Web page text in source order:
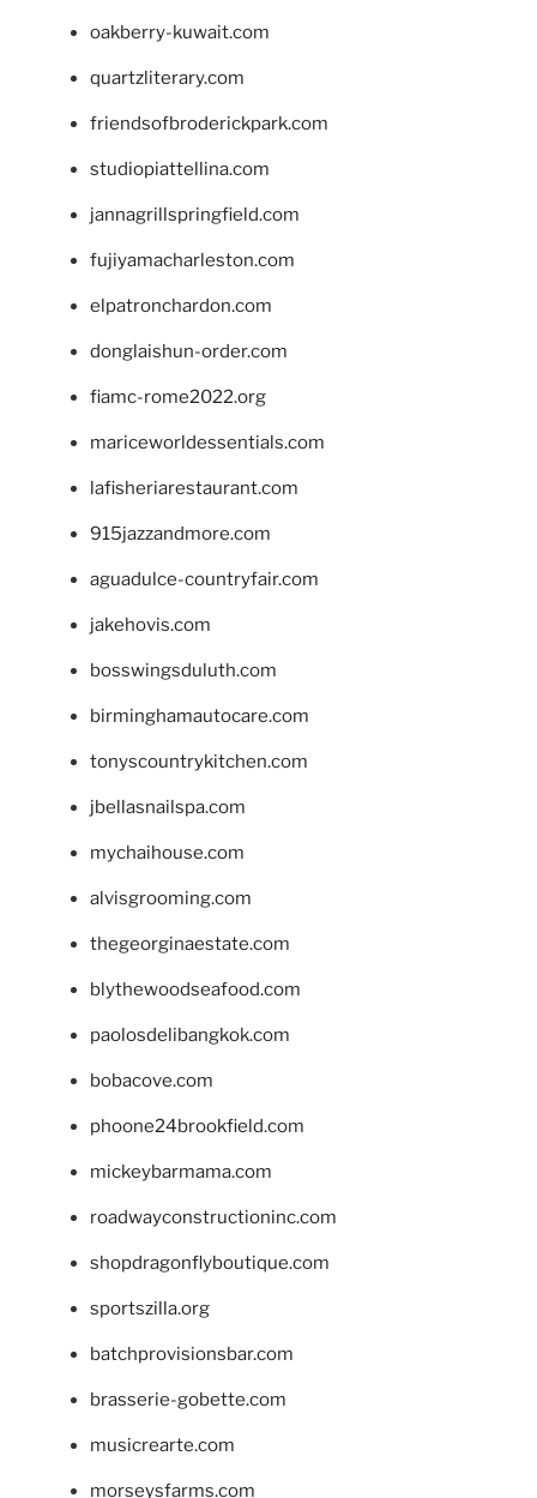
oakberry-kuwait.com
quartzliterary.com
friendsofbroderickpark.com
studiopiattellina.com
jannagrillspringfield.com
fujiyamacharleston.com
elpatronchardon.com
donglaishun-order.com
fiamc-rome2022.org
mariceworldessentials.com
lafisheriarestaurant.com
915jazzandmore.com
aguadulce-countryfair.com
jakehovis.com
bosswingsduluth.com
birminghamautocare.com
tonyscountrykitchen.com
jbellasnailspa.com
mychaihouse.com
alvisgrooming.com
thegeorginaestate.com
blythewoodseafood.com
paolosdelibangkok.com
bobacove.com
phoone24brookfield.com
mickeybarmama.com
roadwayconstructioninc.com
shopdragonflyboutique.com
sportszilla.org
batchprovisionsbar.com
brasserie-gobette.com
musicrearte.com
morseysfarms.com